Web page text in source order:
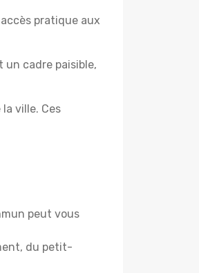
pratique aux
un cadre paisible,
ville. Ces
peut vous
du petit-